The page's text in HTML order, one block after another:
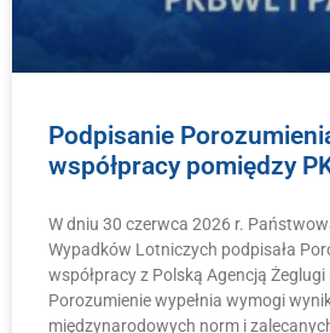
Podpisanie
współpracy pomiędzy
W dniu 30 czerwca 2026 r.
Wypadków Lotniczych podpisała
współpracy z Polską Agencją
Porozumienie wypełnia wymogi
międzynarodowych norm i